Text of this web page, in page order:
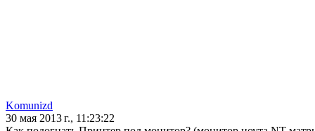
Komunizd
30 мая 2013 г., 11:23:22